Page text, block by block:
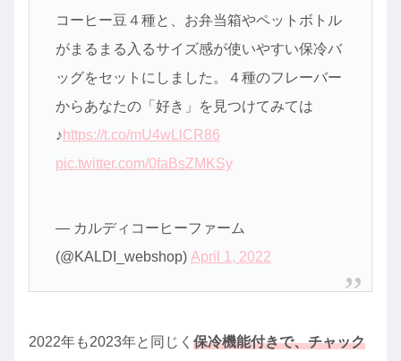
コーヒー豆４種と、お弁当箱やペットボトル
がまるまる入るサイズ感が使いやすい保冷バ
ッグをセットにしました。４種のフレーバー
からあなたの「好き」を見つけてみては
♪ https://t.co/mU4wLlCR86
pic.twitter.com/0faBsZMKSy
— カルディコーヒーファーム
(@KALDI_webshop) April 1, 2022
2022年も2023年と同じく 保冷機能付きで、チャック